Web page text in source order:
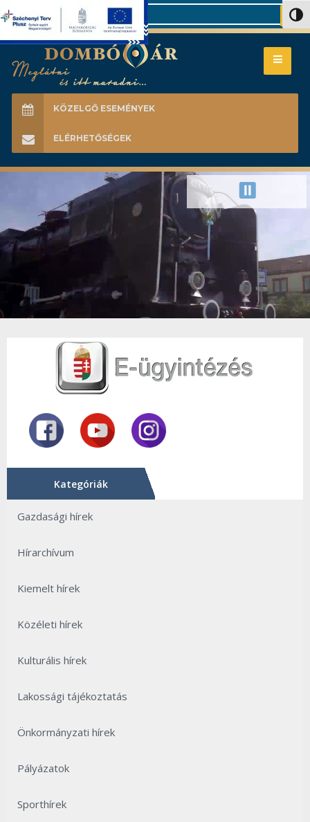
Search
KÖZELGŐ ESEMÉNYEK
ELÉRHETŐSÉGEK
Kategóriák
Gazdasági hírek
Hírarchívum
Kiemelt hírek
Közéleti hírek
Kulturális hírek
Lakossági tájékoztatás
Önkormányzati hírek
Pályázatok
Sporthírek